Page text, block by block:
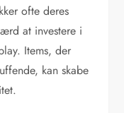
ofte deres
at investere i
Items, der
kan skabe